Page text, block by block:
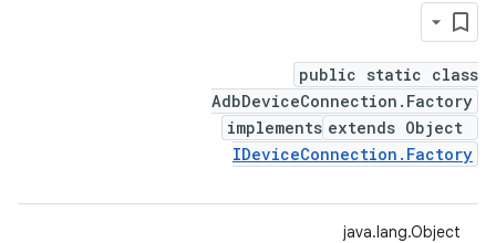
public static class
AdbDeviceConnection.Factory
extends Object
implements
IDeviceConnection.Factory
java.lang.Object